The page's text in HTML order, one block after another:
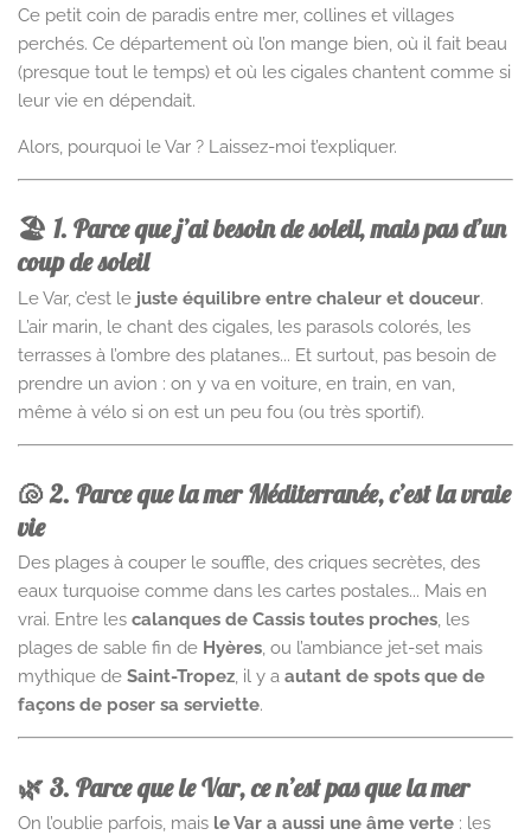
Ce petit coin de paradis entre mer, collines et villages
perchés. Ce département où l’on mange bien, où il fait beau
(presque tout le temps) et où les cigales chantent comme si
leur vie en dépendait.
Alors, pourquoi le Var ? Laissez-moi t’expliquer.
🏖️ 1. Parce que j’ai besoin de soleil, mais pas d’un
coup de soleil
Le Var, c’est le juste équilibre entre chaleur et douceur.
L’air marin, le chant des cigales, les parasols colorés, les
terrasses à l’ombre des platanes... Et surtout, pas besoin de
prendre un avion : on y va en voiture, en train, en van,
même à vélo si on est un peu fou (ou très sportif).
🐚 2. Parce que la mer Méditerranée, c’est la vraie
vie
Des plages à couper le souffle, des criques secrètes, des
eaux turquoise comme dans les cartes postales... Mais en
vrai. Entre les calanques de Cassis toutes proches, les
plages de sable fin de Hyères, ou l’ambiance jet-set mais
mythique de Saint-Tropez, il y a autant de spots que de
façons de poser sa serviette.
🌿 3. Parce que le Var, ce n’est pas que la mer
On l’oublie parfois, mais le Var a aussi une âme verte : les